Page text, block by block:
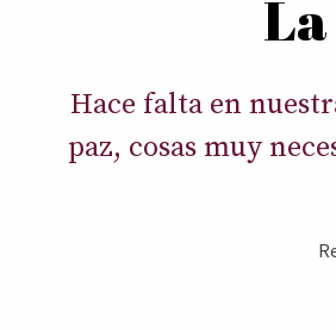
Hace falta en
paz, cosas muy